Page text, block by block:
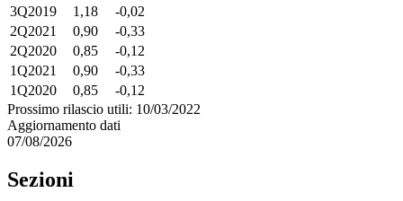
3Q2019
1,18
-0,02
2Q2021
0,90
-0,33
2Q2020
0,85
-0,12
1Q2021
0,90
-0,33
1Q2020
0,85
-0,12
Prossimo rilascio utili: 10/03/2022
Aggiornamento dati
07/08/2026
Sezioni